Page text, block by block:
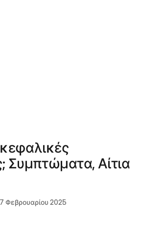
Συμπτώματα, Αίτια
Φεβρουαρίου 2025